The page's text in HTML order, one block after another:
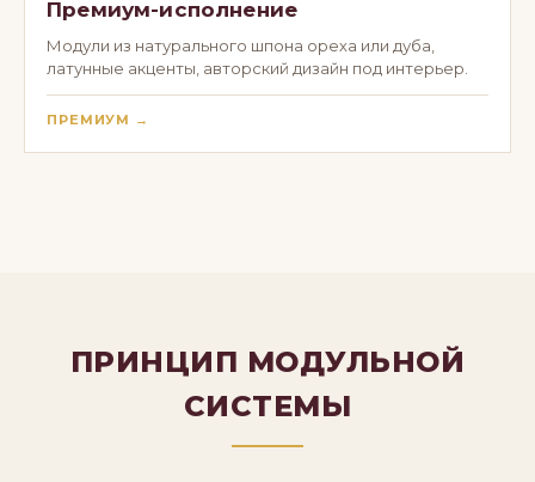
Премиум-исполнение
Модули из натурального шпона ореха или дуба,
латунные акценты, авторский дизайн под интерьер.
ПРЕМИУМ →
ПРИНЦИП МОДУЛЬНОЙ
СИСТЕМЫ